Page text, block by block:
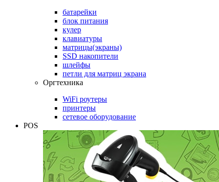
батарейки
блок питания
кулер
клавиатуры
матрицы(экраны)
SSD накопители
шлейфы
петли для матриц экрана
Оргтехника
WiFi роутеры
принтеры
сетевое оборудование
POS